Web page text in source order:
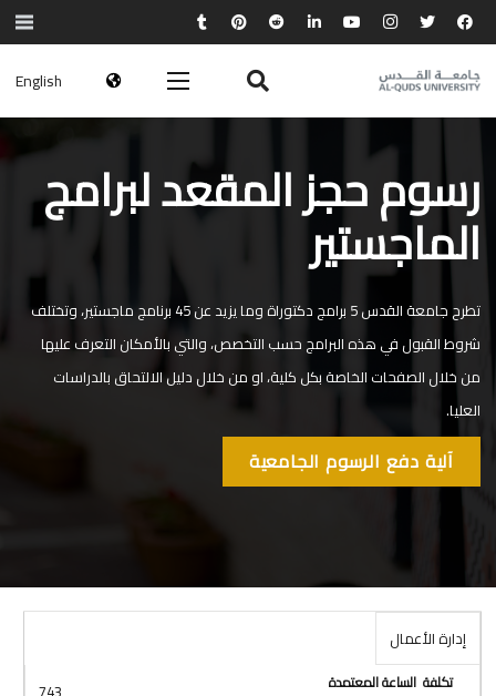
English
رسوم حجز المقعد لبرامج
الماجستير
تطرح جامعة القدس 5 برامج دكتوراة وما يزيد عن 45 برنامج ماجستير، وتختلف
شروط القبول في هذه البرامج حسب التخصص، والتي بالأمكان التعرف عليها
من خلال الصفحات الخاصة بكل كلية، او من خلال دليل الالتحاق بالدراسات
العليا.
آلية دفع الرسوم الجامعية
برامج ومسارات الماجستير
إدارة الأعمال